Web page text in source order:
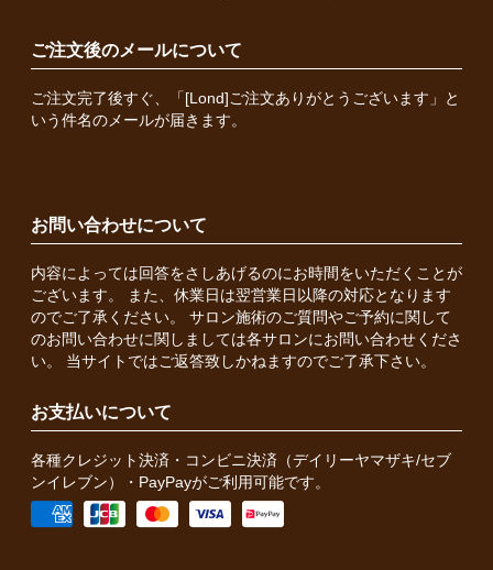
ご注文後のメールについて
ご注文完了後すぐ、「[Lond]ご注文ありがとうございます」と
いう件名のメールが届きます。
お問い合わせについて
内容によっては回答をさしあげるのにお時間をいただくことが
ございます。 また、休業日は翌営業日以降の対応となります
のでご了承ください。 サロン施術のご質問やご予約に関して
のお問い合わせに関しましては各サロンにお問い合わせくださ
い。 当サイトではご返答致しかねますのでご了承下さい。
お支払いについて
各種クレジット決済・コンビニ決済（デイリーヤマザキ/セブ
ンイレブン）・PayPayがご利用可能です。